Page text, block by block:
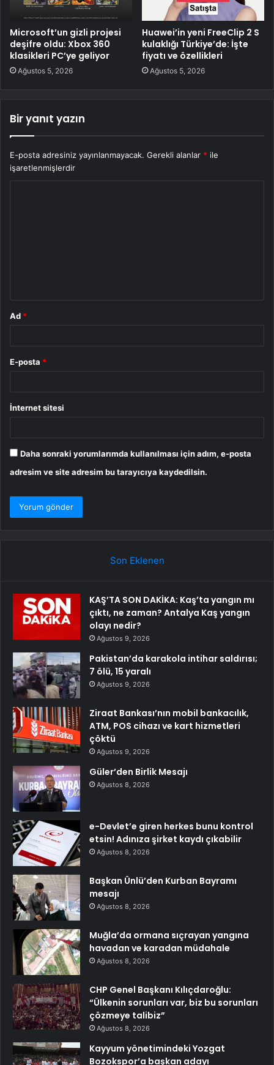
Microsoft’un gizli projesi
deşifre oldu: Xbox 360
klasikleri PC’ye geliyor
Ağustos 5, 2026
Huawei’in yeni FreeClip 2 S
kulaklığı Türkiye’de: İşte
fiyatı ve özellikleri
Ağustos 5, 2026
Bir yanıt yazın
E-posta adresiniz yayınlanmayacak. Gerekli alanlar * ile
işaretlenmişlerdir
Ad *
E-posta *
İnternet sitesi
Daha sonraki yorumlarımda kullanılması için adım, e-posta
adresim ve site adresim bu tarayıcıya kaydedilsin.
Son Eklenen
KAŞ’TA SON DAKİKA: Kaş’ta yangın mı
çıktı, ne zaman? Antalya Kaş yangın
olayı nedir?
Ağustos 9, 2026
Pakistan’da karakola intihar saldırısı;
7 ölü, 15 yaralı
Ağustos 9, 2026
Ziraat Bankası’nın mobil bankacılık,
ATM, POS cihazı ve kart hizmetleri
çöktü
Ağustos 9, 2026
Güler’den Birlik Mesajı
Ağustos 8, 2026
e-Devlet’e giren herkes bunu kontrol
etsin! Adınıza şirket kaydı çıkabilir
Ağustos 8, 2026
Başkan Ünlü’den Kurban Bayramı
mesajı
Ağustos 8, 2026
Muğla’da ormana sıçrayan yangına
havadan ve karadan müdahale
Ağustos 8, 2026
CHP Genel Başkanı Kılıçdaroğlu:
“Ülkenin sorunları var, biz bu sorunları
çözmeye talibiz”
Ağustos 8, 2026
Kayyum yönetimindeki Yozgat
Bozokspor’a başkan adayı